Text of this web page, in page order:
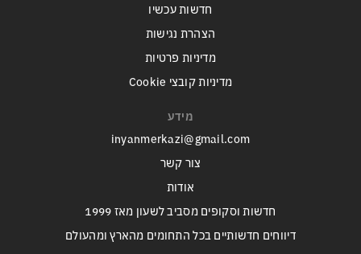
חדשות עכשיו
הצהרת נגישות
מדיניות פרטיות
מדיניות קובצי Cookie
מידע
inyanmerkazi@gmail.com
צור קשר
אודות
חדשות וסקופים מסביב לשעון מאז 1999
דיווחים חדשותיים בכל התחומים מהארץ ומהעולם